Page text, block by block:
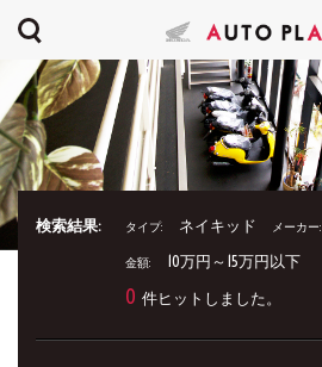
検索結果: タイプ: ネイキッド メーカー:
金額: 10万円～15万円以下
0 件ヒットしました。